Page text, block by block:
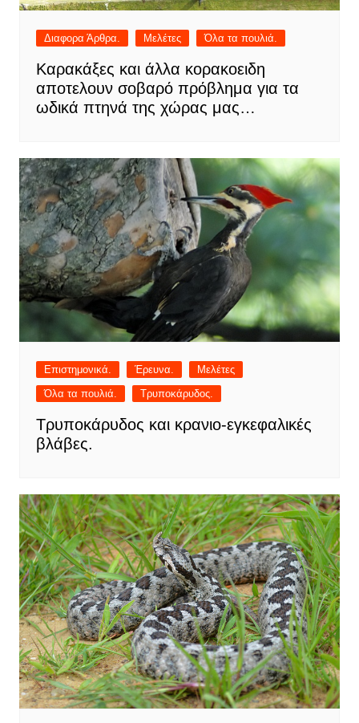
Διαφορα Άρθρα. Μελέτες Όλα τα πουλιά.
Καρακάξες και άλλα κορακοειδη
αποτελουν σοβαρό πρόβλημα για τα
ωδικά πτηνά της χώρας μας…
Επιστημονικά. Έρευνα.
Μελέτες
Όλα τα πουλιά.
Τρυποκάρυδος.
Τρυποκάρυδος και κρανιο-εγκεφαλικές
βλάβες.